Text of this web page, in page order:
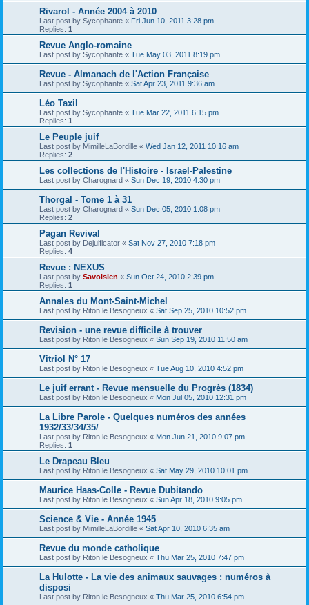
Rivarol - Année 2004 à 2010
Last post by Sycophante « Fri Jun 10, 2011 3:28 pm
Replies: 1
Revue Anglo-romaine
Last post by Sycophante « Tue May 03, 2011 8:19 pm
Revue - Almanach de l'Action Française
Last post by Sycophante « Sat Apr 23, 2011 9:36 am
Léo Taxil
Last post by Sycophante « Tue Mar 22, 2011 6:15 pm
Replies: 1
Le Peuple juif
Last post by MimilleLaBordille « Wed Jan 12, 2011 10:16 am
Replies: 2
Les collections de l'Histoire - Israel-Palestine
Last post by Charognard « Sun Dec 19, 2010 4:30 pm
Thorgal - Tome 1 à 31
Last post by Charognard « Sun Dec 05, 2010 1:08 pm
Replies: 2
Pagan Revival
Last post by Dejuificator « Sat Nov 27, 2010 7:18 pm
Replies: 4
Revue : NEXUS
Last post by Savoisien « Sun Oct 24, 2010 2:39 pm
Replies: 1
Annales du Mont-Saint-Michel
Last post by Riton le Besogneux « Sat Sep 25, 2010 10:52 pm
Revision - une revue difficile à trouver
Last post by Riton le Besogneux « Sun Sep 19, 2010 11:50 am
Vitriol N° 17
Last post by Riton le Besogneux « Tue Aug 10, 2010 4:52 pm
Le juif errant - Revue mensuelle du Progrès (1834)
Last post by Riton le Besogneux « Mon Jul 05, 2010 12:31 pm
La Libre Parole - Quelques numéros des années
1932/33/34/35/
Last post by Riton le Besogneux « Mon Jun 21, 2010 9:07 pm
Replies: 1
Le Drapeau Bleu
Last post by Riton le Besogneux « Sat May 29, 2010 10:01 pm
Maurice Haas-Colle - Revue Dubitando
Last post by Riton le Besogneux « Sun Apr 18, 2010 9:05 pm
Science & Vie - Année 1945
Last post by MimilleLaBordille « Sat Apr 10, 2010 6:35 am
Revue du monde catholique
Last post by Riton le Besogneux « Thu Mar 25, 2010 7:47 pm
La Hulotte - La vie des animaux sauvages : numéros à
disposi
Last post by Riton le Besogneux « Thu Mar 25, 2010 6:54 pm